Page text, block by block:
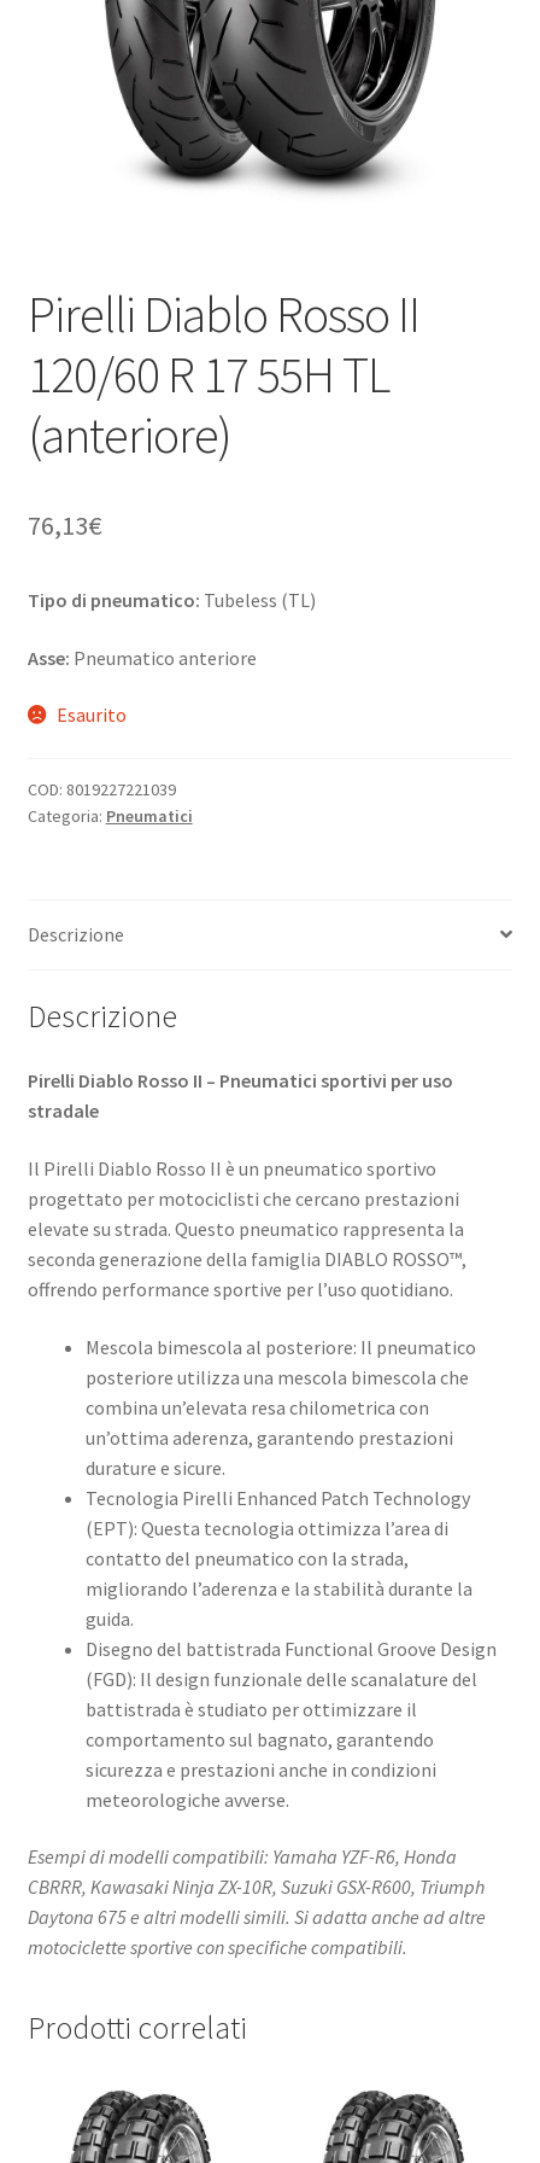
Pirelli Diablo Rosso II
120/60 R 17 55H TL
(anteriore)
76,13€
Tipo di pneumatico: Tubeless (TL)
Asse: Pneumatico anteriore
Esaurito
COD: 8019227221039
Categoria: Pneumatici
Descrizione
Descrizione
Pirelli Diablo Rosso II – Pneumatici sportivi per uso
stradale
Il Pirelli Diablo Rosso II è un pneumatico sportivo
progettato per motociclisti che cercano prestazioni
elevate su strada. Questo pneumatico rappresenta la
seconda generazione della famiglia DIABLO ROSSO™,
offrendo performance sportive per l’uso quotidiano.
Mescola bimescola al posteriore: Il pneumatico
posteriore utilizza una mescola bimescola che
combina un’elevata resa chilometrica con
un’ottima aderenza, garantendo prestazioni
durature e sicure.
Tecnologia Pirelli Enhanced Patch Technology
(EPT): Questa tecnologia ottimizza l’area di
contatto del pneumatico con la strada,
migliorando l’aderenza e la stabilità durante la
guida.
Disegno del battistrada Functional Groove Design
(FGD): Il design funzionale delle scanalature del
battistrada è studiato per ottimizzare il
comportamento sul bagnato, garantendo
sicurezza e prestazioni anche in condizioni
meteorologiche avverse.
Esempi di modelli compatibili: Yamaha YZF-R6, Honda
CBRRR, Kawasaki Ninja ZX-10R, Suzuki GSX-R600, Triumph
Daytona 675 e altri modelli simili. Si adatta anche ad altre
motociclette sportive con specifiche compatibili.
Prodotti correlati